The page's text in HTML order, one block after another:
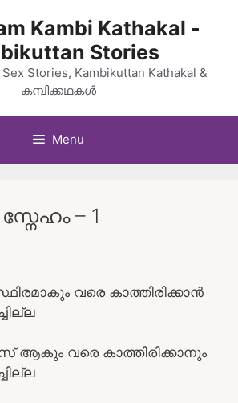
Kambi Kathakal -
Stories
Stories, Kambikuttan Kathakal &
കമ്പിക്കഥകൾ
Menu
– 1
വരെ കാത്തിരിക്കാൻ
ആകും വരെ കാത്തിരിക്കാനും